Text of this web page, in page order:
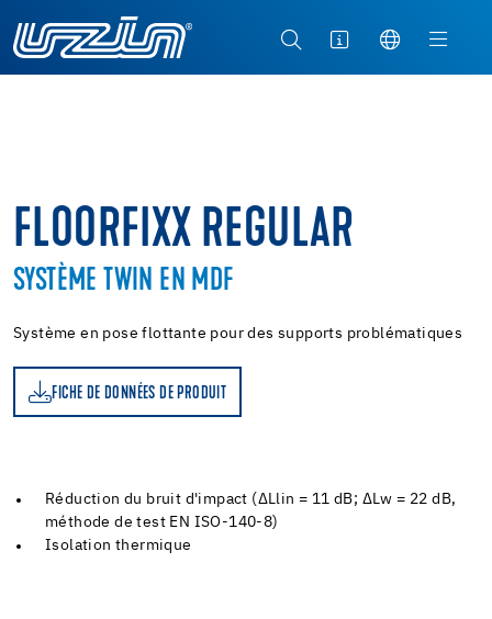
FLOORFIXX REGULAR
SYSTÈME TWIN EN MDF
Système en pose flottante pour des supports problématiques
FICHE DE DONNÉES DE PRODUIT
Réduction du bruit d'impact (ΔLlin = 11 dB; ΔLw = 22 dB,
méthode de test EN ISO-140-8)
Isolation thermique